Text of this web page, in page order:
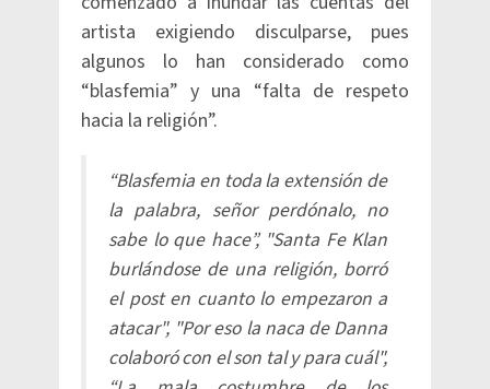
artista exigiendo disculparse, pues
algunos lo han considerado como
“blasfemia” y una “falta de respeto
hacia la religión”.
“Blasfemia en toda la extensión de
la palabra, señor perdónalo, no
sabe lo que hace”, "Santa Fe Klan
burlándose de una religión, borró
el post en cuanto lo empezaron a
atacar", "Por eso la naca de Danna
colaboró con el son tal y para cuál",